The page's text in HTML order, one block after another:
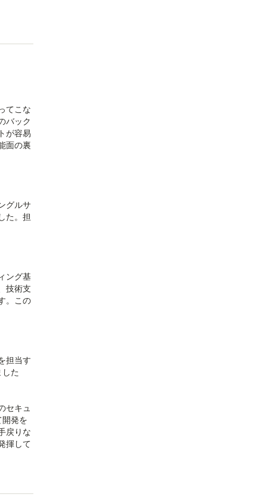
てこな
バック
が容易
面の裏
グルサ
た。担
ング基
技術支
。この
担当す
した
セキュ
発を
戻りな
揮して